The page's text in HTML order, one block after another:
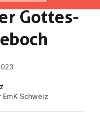
Got­tes­
Schweiz